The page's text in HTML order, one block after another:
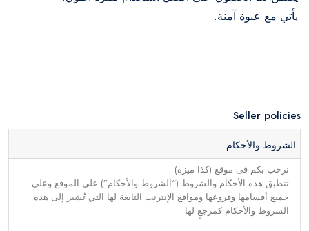
يأتي مع عبوة آمنة.
Seller policies
الشروط والأحكام
نرحب بكم فى موقع (كذا ميزة)
تنطبق هذه الأحكام والشروط (“الشروط والأحكام”) على الموقع وعلى
جميع أقسامها وفروعها ومواقع الإنترنت التابعة لها التي تُشير إلى هذه
الشروط والأحكام كمرجعٍ لها